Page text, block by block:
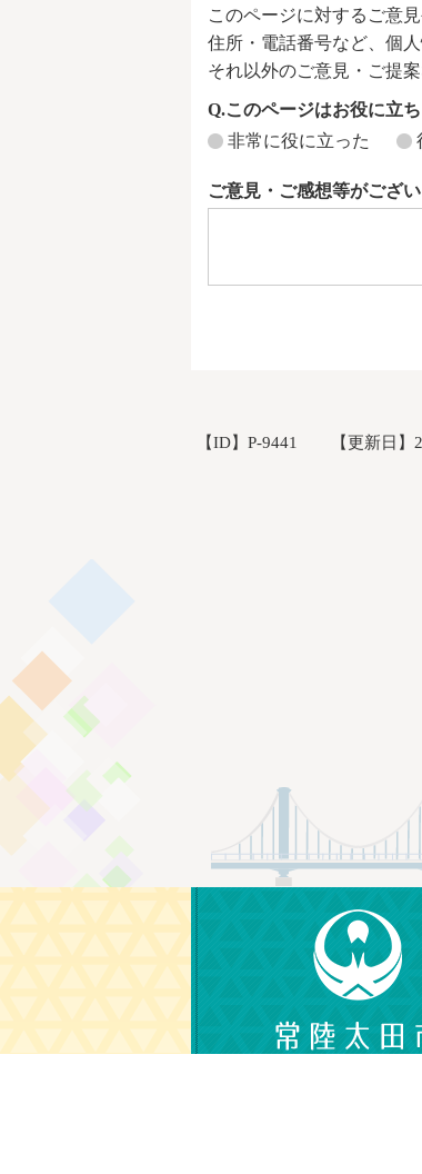
このページに対するご意
住所・電話番号など、個
それ以外のご意見・ご提
Q.このページはお役に立
非常に役に立った
ご意見・ご感想等がござ
【ID】 P-9441 【更新日】